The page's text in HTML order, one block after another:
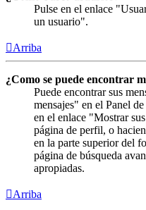
Pulse en el enlace
un usuario".
Arriba
¿Como se puede encontrar
Puede encontrar sus
mensajes" en el Panel
en el enlace "Mostrar
página de perfil, o
en la parte superior del
página de búsqueda
apropiadas.
Arriba